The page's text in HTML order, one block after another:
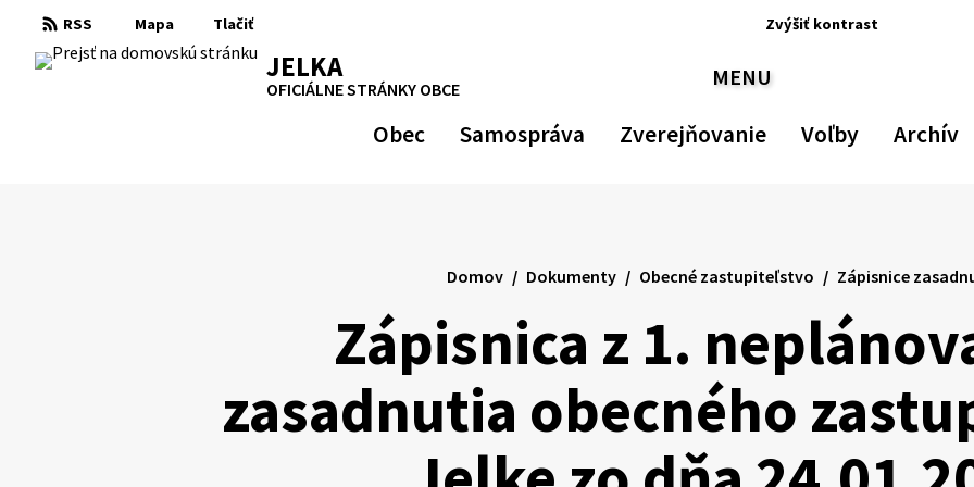
Preskočiť
na
obsah
RSS
RSS
Mapa
Mapa
Tlačiť
Tlačiť
Zvýšiť kontrast
JELKA
OFICIÁLNE STRÁNKY OBCE PREPNÚŤ
MENU
Obec Samospráva Zverejňovanie Voľby Archív
Zápisnica z 1.
zasadnutia obecného
Domov Dokumenty Obecné zastupiteľstvo Zápisnice